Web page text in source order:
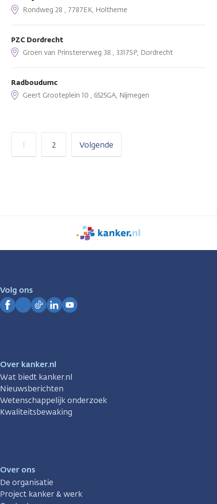
Rondweg 28 , 7787EK, Holtheme
PZC Dordrecht
Groen van Prinstererweg 38 , 3317SP, Dordrecht
Radboudumc
Geert Grooteplein 10 , 6525GA, Nijmegen
1 2 Volgende
We
zijn
Volg ons
Over kanker.nl
Wat biedt kanker.nl
Nieuwsberichten
Wetenschappelijk onderzoek
Kwaliteitsbewaking
Over ons
De organisatie
Project kanker & werk